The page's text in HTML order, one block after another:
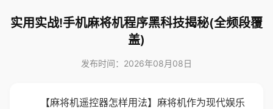
实用实战!手机麻将机程序黑科技揭秘(全频段覆
盖)
发布时间：2026年08月08日
【麻将机遥控器怎样用法】麻将机作为现代娱乐